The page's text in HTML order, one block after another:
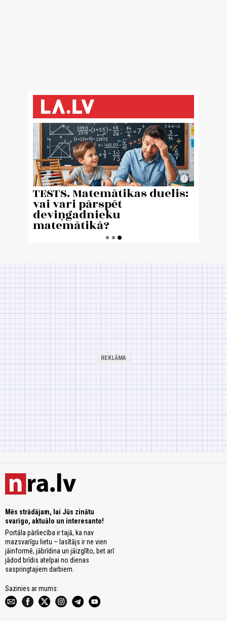
Mēs strādājam, lai Jūs zinātu
svarīgo, aktuālo un interesanto!
Portāla pārliecība ir tajā, ka nav
mazsvarīgu lietu – lasītājs ir ne vien
jāinformē, jābrīdina un jāizglīto, bet arī
jādod brīdis atelpai no dienas
saspringtajiem darbiem.
Sazinies ar mums: